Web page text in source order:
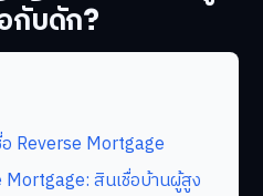
กับดัก?
Reverse Mortgage
Mortgage: สินเชื่อบ้านผู้สูง